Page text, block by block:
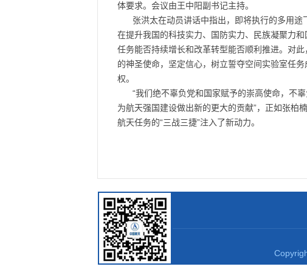
体要求。会议由王中阳副书记主持。
张洪太在动员讲话中指出，即将执行的多用
在提升我国的科技实力、国防实力、民族凝聚力
任务能否持续增长和改革转型能否顺利推进。对
的神圣使命，坚定信心，树立誓夺空间实验室任
权。
“我们绝不辜负党和国家赋予的崇高使命，不
为航天强国建设做出新的更大的贡献”，正如张柏
航天任务的“三战三捷”注入了新动力。